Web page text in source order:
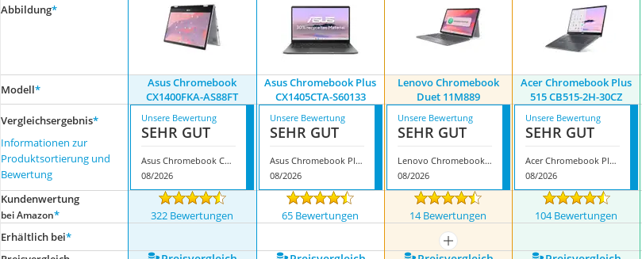
Abbildung*
Modell*
Asus Chromebook
CX1400FKA-AS88FT
Asus Chromebook Plus
CX1405CTA-S60133
Lenovo Chromebook
Duet 11M889
Acer Chromebook Plus
515 CB515-2H-30CZ
Vergleichsergebnis*
Informationen zur
Produktsortierung und
Bewertung
Unsere Bewertung
SEHR GUT
Asus Chromebook CX1400FKA-AS88FT
08/2026
Unsere Bewertung
SEHR GUT
Asus Chromebook Plus CX1405CTA-S60133
08/2026
Unsere Bewertung
SEHR GUT
Lenovo Chromebook Duet 11M889
08/2026
Unsere Bewertung
SEHR GUT
Acer Chromebook Plus 515 CB515-2H-30CZ
08/2026
Kundenwertung
bei Amazon* 322 Bewertungen 65 Bewertungen 14 Bewertungen 104 Bewertungen
Erhältlich bei*
mehr anzeigen